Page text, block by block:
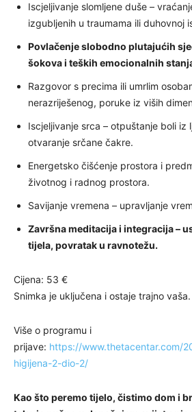
Iscjeljivanje slomljene duše –
izgubljenih u traumama ili duhovnoj
Povlačenje slobodno plutajućih
šokova i teških emocionalnih
Razgovor s precima ili umrlim
nerazriješenog, poruke iz viših
Iscjeljivanje srca – otpuštanje boli iz
otvaranje srčane čakre.
Energetsko čišćenje prostora i
životnog i radnog prostora.
Savijanje vremena – upravljanje
Završna meditacija i integracija –
tijela, povratak u ravnotežu.
Cijena: 53 €
Snimka je uključena i ostaje trajno vaša.
Više o programu i
prijave: https://www.thetacentar.com/
higijena-2-dio-2/
Kao što peremo tijelo, čistimo dom i